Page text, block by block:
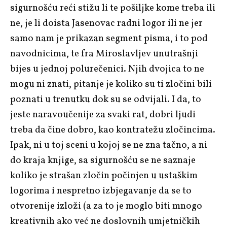
sigurnošću reći stižu li te pošiljke kome treba ili
ne, je li doista Jasenovac radni logor ili ne jer
samo nam je prikazan segment pisma, i to pod
navodnicima, te fra Miroslavljev unutrašnji
bijes u jednoj polurečenici. Njih dvojica to ne
mogu ni znati, pitanje je koliko su ti zločini bili
poznati u trenutku dok su se odvijali. I da, to
jeste naravoučenije za svaki rat, dobri ljudi
treba da čine dobro, kao kontratežu zločincima.
Ipak, ni u toj sceni u kojoj se ne zna tačno, a ni
do kraja knjige, sa sigurnošću se ne saznaje
koliko je strašan zločin počinjen u ustaškim
logorima i nespretno izbjegavanje da se to
otvorenije izloži (a za to je moglo biti mnogo
kreativnih ako već ne doslovnih umjetničkih